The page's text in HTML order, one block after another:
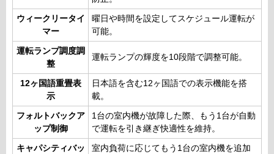
ウィークリータイ
マー
曜日や時間を設定してスケジュール運転が
可能。
運転ランプ調度調
整
運転ランプの輝度を10段階で調整可能。
12ヶ国語重畳表
示
日本語を含む12ヶ国語での表示機能を搭
載。
フォルトバックア
ップ制御
1台の室内機が故障した際、もう1台が自動
で運転を引き継ぎ快適性を維持。
キャパシティバッ
室内負荷に応じてもう1台の室内機を追加